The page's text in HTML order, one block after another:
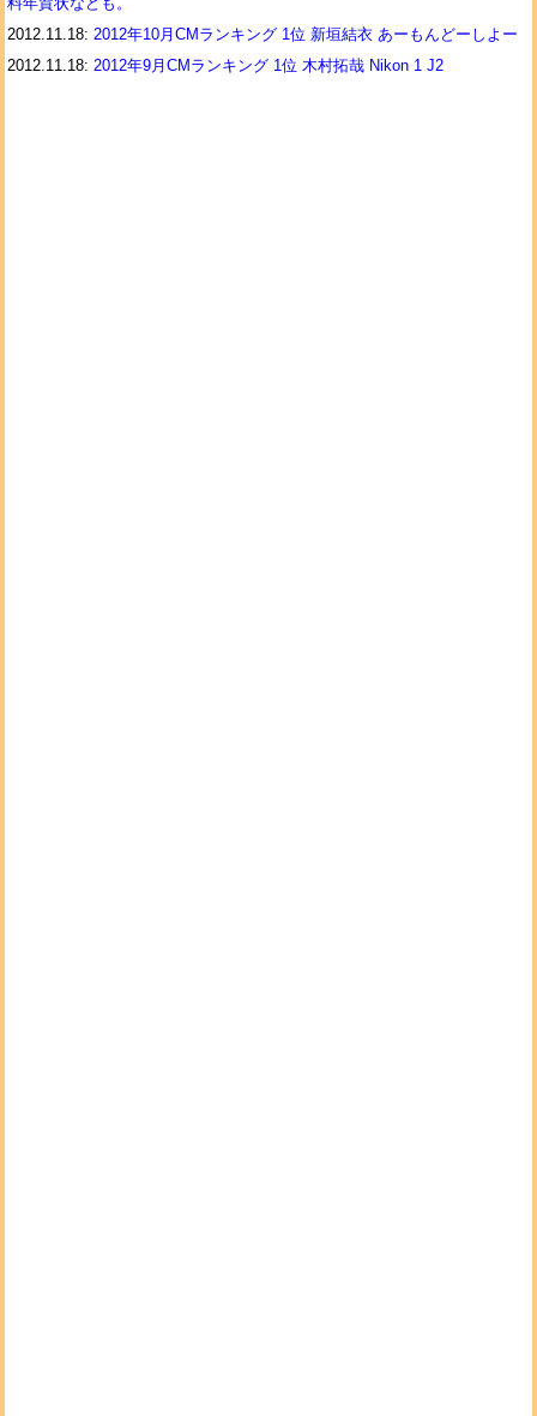
2012.11.18: 2012年10月CMランキング 1位 新垣結衣 あーもんどーしよー
2012.11.18: 2012年9月CMランキング 1位 木村拓哉 Nikon 1 J2